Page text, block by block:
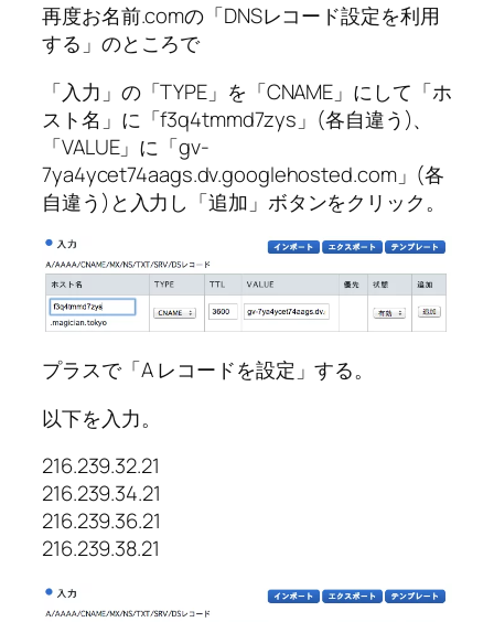
再度お名前.comの「DNSレコード設定を利用
する」のところで
「入力」の「TYPE」を「CNAME」にして「ホ
スト名」に「f3q4tmmd7zys」(各自違う)、
「VALUE」に「gv-
7ya4ycet74aags.dv.googlehosted.com」(各
自違う)と入力し「追加」ボタンをクリック。
プラスで「A レコードを設定」する。
以下を入力。
216.239.32.21
216.239.34.21
216.239.36.21
216.239.38.21